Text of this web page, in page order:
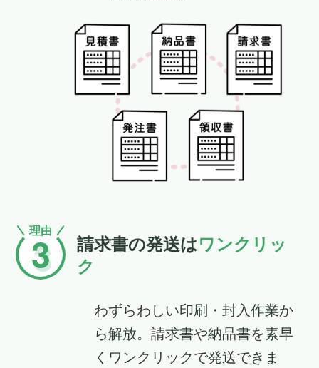
理由
3 請求書の発送はワンクリッ
ク
わずらわしい印刷・封入作業か
ら解放。請求書や納品書を素早
くワンクリックで発送できま